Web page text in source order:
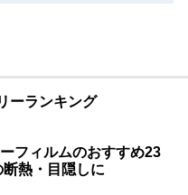
ーランキング
フィルムのおすすめ23
熱・目隠しに